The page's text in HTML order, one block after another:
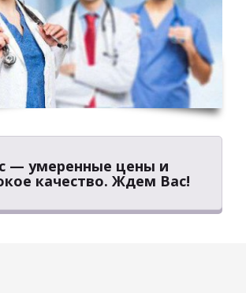
— умеренные цены и
качество. Ждем Вас!